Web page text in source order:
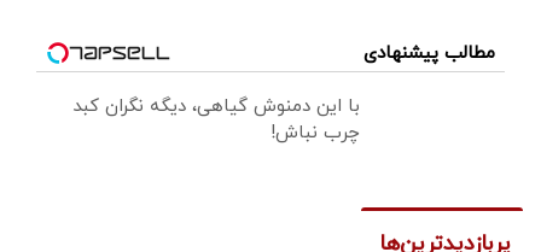
مطالب پیشنهادی
با این دمنوش گیاهی، دیگه نگران کبد
چرب نباش!
پربازدیدترین‌ها